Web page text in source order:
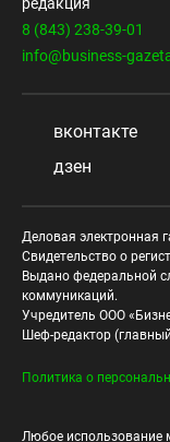
редакция
8 (843) 238-39-01
info@business-
вконтакте
дзен
Деловая электронная
Свидетельство о
Выдано федеральной
коммуникаций.
Учредитель ООО
Шеф-редактор
Политика о
Любое использование